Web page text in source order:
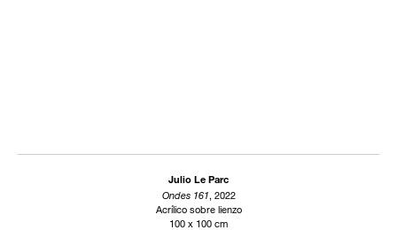
Julio Le Parc
Ondes 161, 2022
Acrílico sobre lienzo
100 x 100 cm